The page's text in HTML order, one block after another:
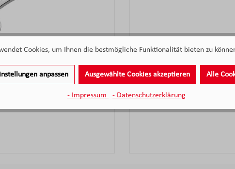
28 cm
Cookies, um Ihnen die bestmögliche Funktionalität bieten zu
anpassen Ausgewählte Cookies akzeptieren Alle
- Impressum - Datenschutzerklärung